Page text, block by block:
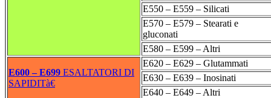
E550 – E559 – Silicati
E570 – E579 – Stearati e
gluconati
E580 – E599 – Altri
E600 – E699 ESALTATORI DI
SAPIDITà€
E620 – E629 – Glutammati
E630 – E639 – Inosinati
E640 – E649 – Altri